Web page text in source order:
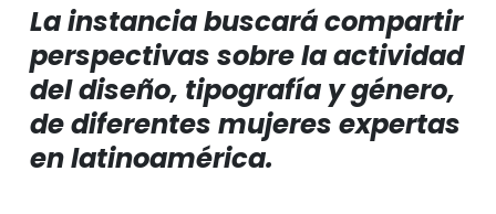
La instancia buscará compartir
perspectivas sobre la actividad
del diseño, tipografía y género,
de diferentes mujeres expertas
en latinoamérica.